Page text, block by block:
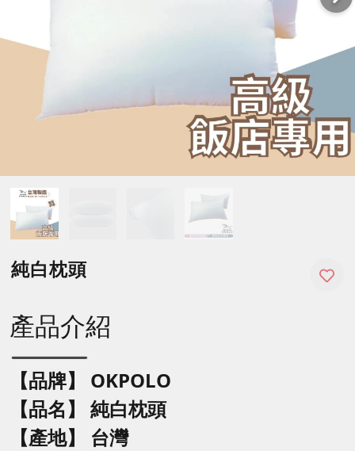
純白枕頭
產品介紹
【品牌】 OKPOLO
【品名】 純白枕頭
【產地】 台灣